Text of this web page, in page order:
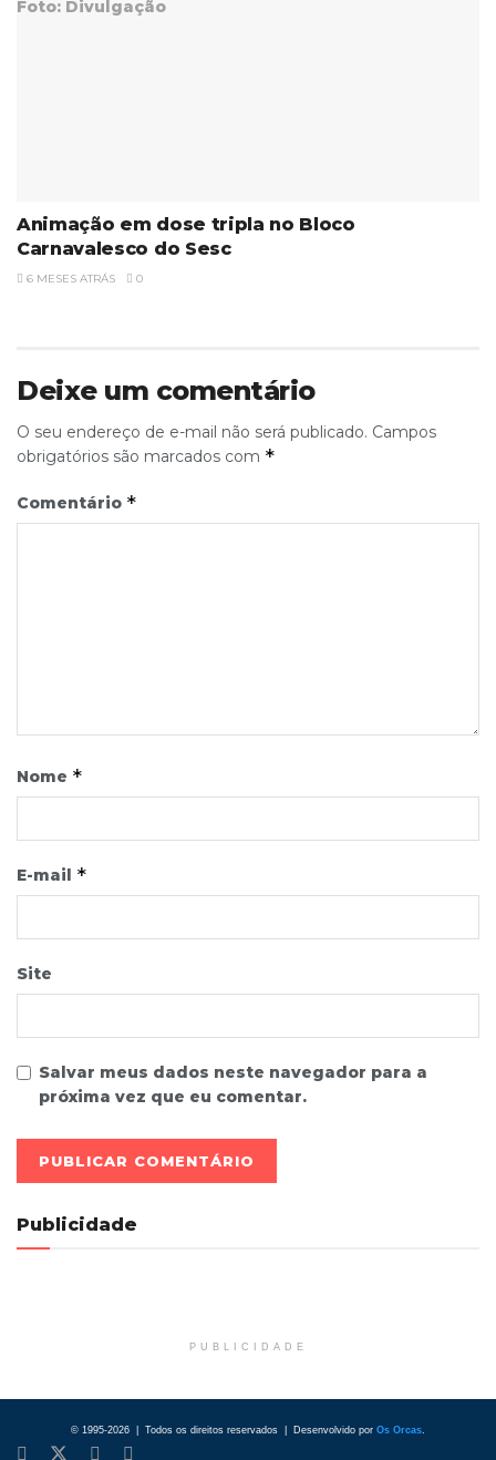
Animação em dose tripla no Bloco
Carnavalesco do Sesc
6 MESES ATRÁS 0
Deixe um comentário
O seu endereço de e-mail não será publicado. Campos
obrigatórios são marcados com *
Comentário *
Nome *
E-mail *
Site
Salvar meus dados neste navegador para a
próxima vez que eu comentar.
Publicidade
PUBLICIDADE
© 1995-2026 | Todos os direitos reservados | Desenvolvido por Os Orcas